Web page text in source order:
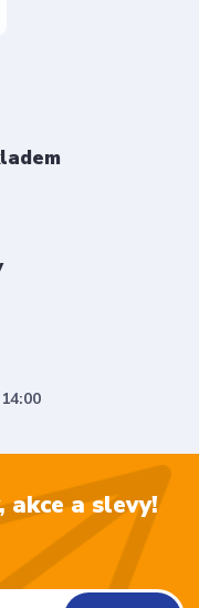
akce a slevy!